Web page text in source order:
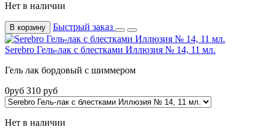
Нет в наличии
В корзину Быстрый заказ
Serebro Гель-лак с блестками Иллюзия № 14, 11 мл.
Гель лак бордовый с шиммером
0руб 310 руб
Нет в наличии